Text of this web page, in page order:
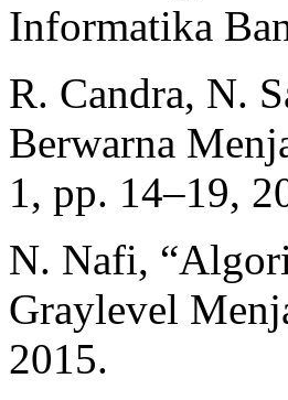
Informatika
R. Candra, N.
Berwarna
1, pp. 14–19,
N. Nafi,
Graylevel
2015.